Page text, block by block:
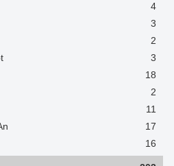
4
3
2
3
18
2
11
17
16